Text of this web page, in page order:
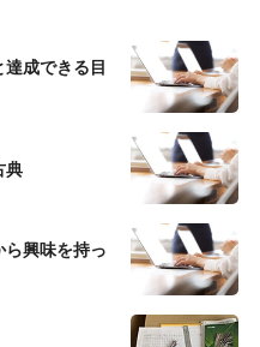
成できる目
典
興味を持っ